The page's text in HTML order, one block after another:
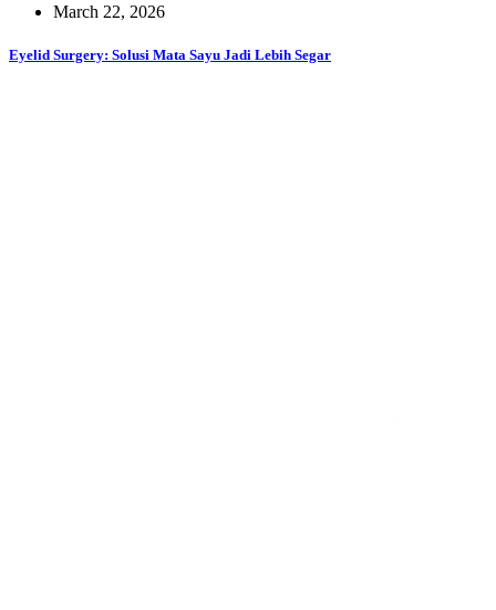
March 22, 2026
Eyelid Surgery: Solusi Mata Sayu Jadi Lebih Segar